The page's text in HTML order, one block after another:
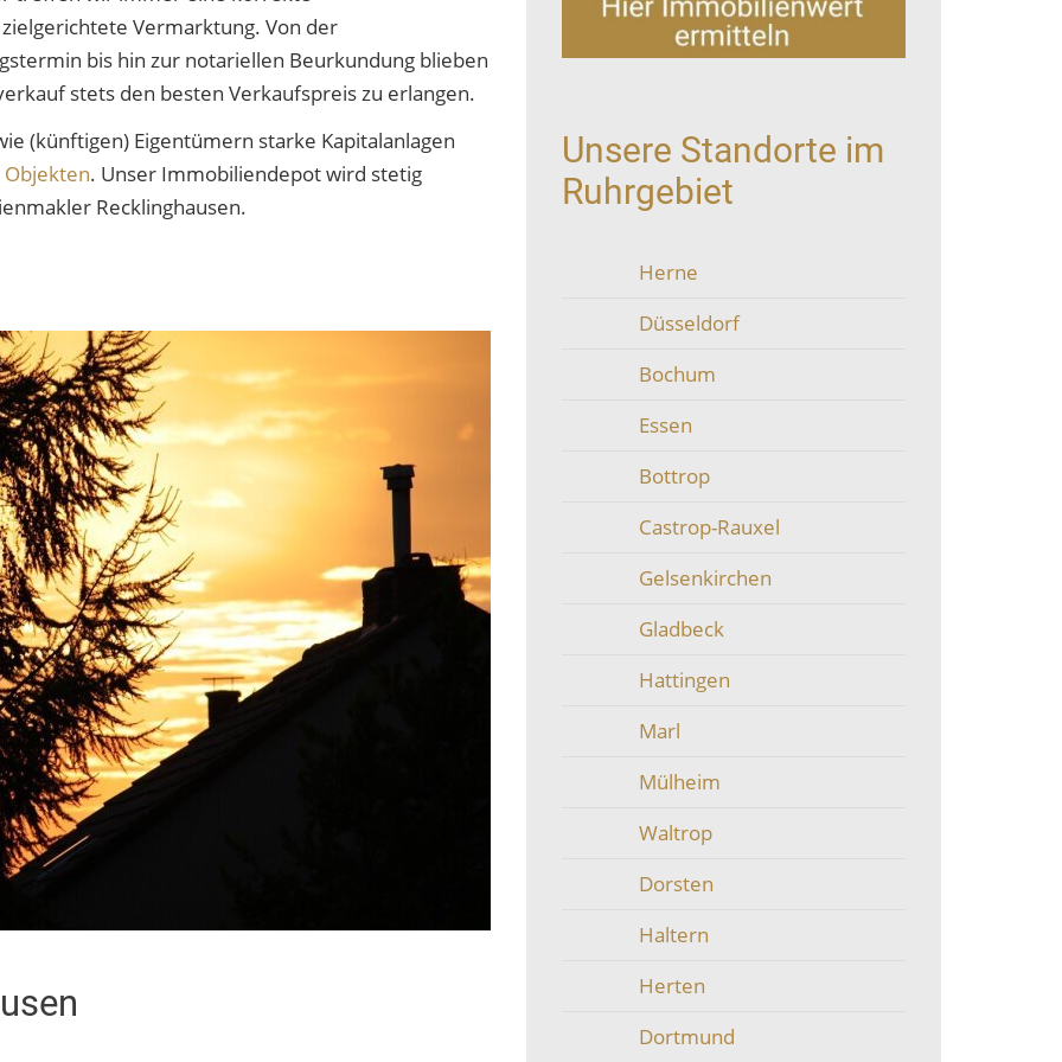
Unsere Standorte im
Ruhrgebiet
Herne
Düsseldorf
Bochum
Essen
Bottrop
Castrop-Rauxel
Gelsenkirchen
Gladbeck
Hattingen
Marl
Mülheim
Waltrop
Dorsten
Haltern
Herten
Dortmund
Vermarktung. Von der
bis hin zur notariellen Beurkundung blieben
stets den besten Verkaufspreis zu erlangen.
(künftigen) Eigentümern starke Kapitalanlagen
. Unser Immobiliendepot wird stetig
Recklinghausen.